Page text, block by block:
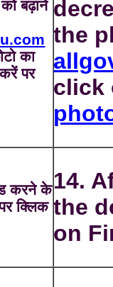
बढ़ाने
का
पर
the
click
करने के
क्लिक
14.
the
on